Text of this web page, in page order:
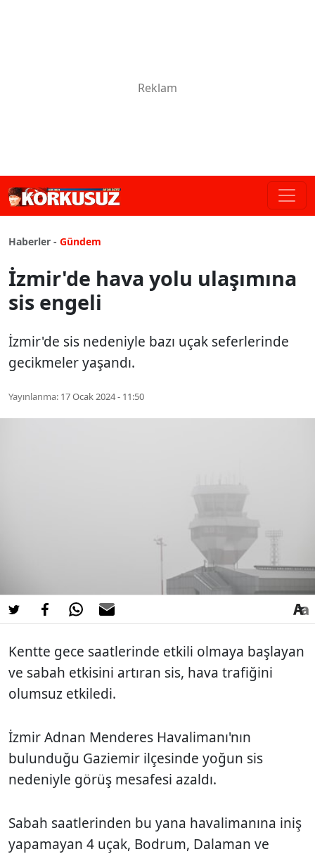
Haberler - Gündem
İzmir'de hava yolu ulaşımına
sis engeli
İzmir'de sis nedeniyle bazı uçak seferlerinde
gecikmeler yaşandı.
Yayınlanma: 17 Ocak 2024 - 11:50
Kentte gece saatlerinde etkili olmaya başlayan
ve sabah etkisini artıran sis, hava trafiğini
olumsuz etkiledi.
İzmir Adnan Menderes Havalimanı'nın
bulunduğu Gaziemir ilçesinde yoğun sis
nedeniyle görüş mesafesi azaldı.
Sabah saatlerinden bu yana havalimanına iniş
yapamayan 4 uçak, Bodrum, Dalaman ve